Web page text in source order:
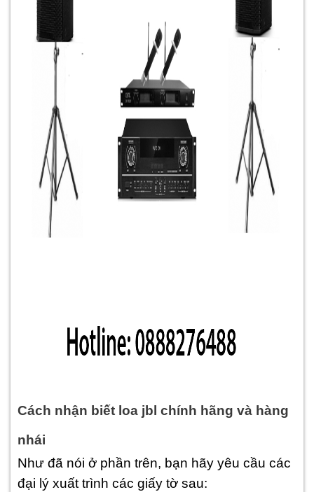
Cách nhận biết loa jbl chính hãng và hàng
nhái
Như đã nói ở phần trên, bạn hãy yêu cầu các
đại lý xuất trình các giấy tờ sau: